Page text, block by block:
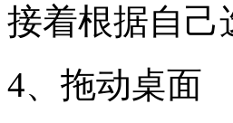
接着根据自己
4、拖动桌面